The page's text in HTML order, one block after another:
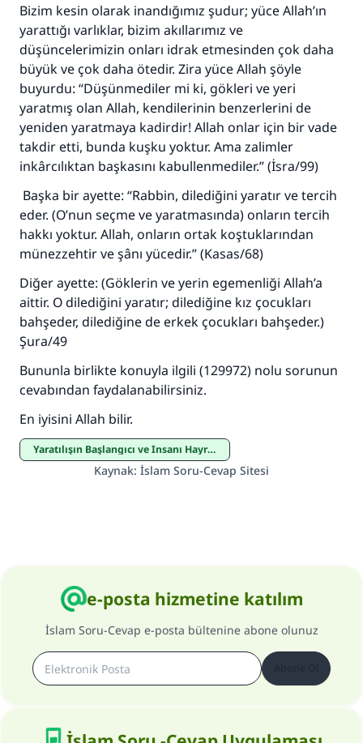
Bizim kesin olarak inandığımız şudur; yüce Allah’ın
yarattığı varlıklar, bizim akıllarımız ve
düşüncelerimizin onları idrak etmesinden çok daha
büyük ve çok daha ötedir. Zira yüce Allah şöyle
buyurdu: “Düşünmediler mi ki, gökleri ve yeri
yaratmış olan Allah, kendilerinin benzerlerini de
yeniden yaratmaya kadirdir! Allah onlar için bir vade
takdir etti, bunda kuşku yoktur. Ama zalimler
inkârcılıktan başkasını kabullenmediler.” (İsra/99)
Başka bir ayette: “Rabbin, dilediğini yaratır ve tercih
eder. (O’nun seçme ve yaratmasında) onların tercih
hakkı yoktur. Allah, onların ortak koştuklarından
münezzehtir ve şânı yücedir.” (Kasas/68)
Diğer ayette: (Göklerin ve yerin egemenliği Allah’a
aittir. O dilediğini yaratır; dilediğine kız çocukları
bahşeder, dilediğine de erkek çocukları bahşeder.)
Şura/49
Bununla birlikte konuyla ilgili (129972) nolu sorunun
cevabından faydalanabilirsiniz.
En iyisini Allah bilir.
Yaratılışın Başlangıcı ve İnsanı Hayrete Düşüren Mahluklar
Kaynak: İslam Soru-Cevap Sitesi
e-posta hizmetine katılım
İslam Soru-Cevap e-posta bültenine abone olunuz
(MUSLIM 1893)
Şimdi katkı yapın!